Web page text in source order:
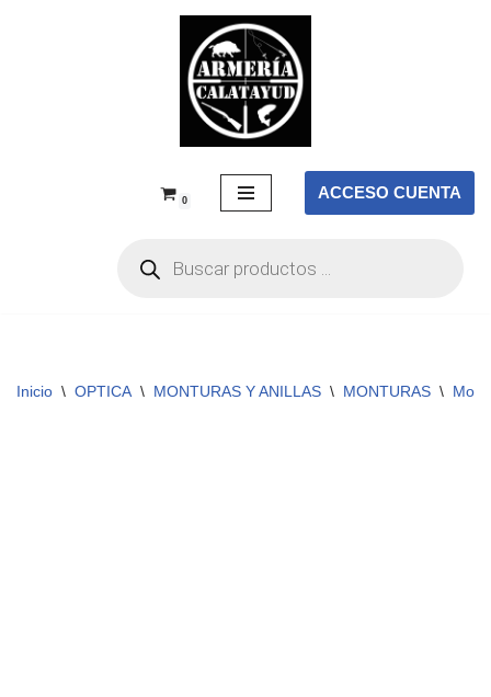
0 ACCESO CUENTA
Inicio \ OPTICA \ MONTURAS Y ANILLAS \ MONTURAS \